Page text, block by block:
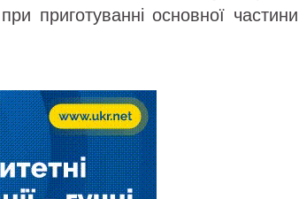
приготуванні основної частини